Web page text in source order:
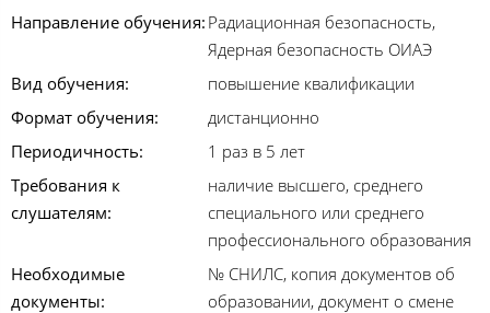
Направление обучения: Радиационная безопасность,
Ядерная безопасность ОИАЭ
Вид обучения:
повышение квалификации
Формат обучения:
дистанционно
Периодичность:
1 раз в 5 лет
Требования к
слушателям:
наличие высшего, среднего
специального или среднего
профессионального образования
Необходимые
документы:
№ СНИЛС, копия документов об
образовании, документ о смене